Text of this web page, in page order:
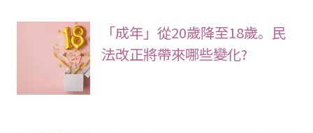
「成年」從20歲降至18歲。民
法改正將帶來哪些變化?